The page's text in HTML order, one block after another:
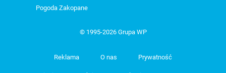
Pogoda Zakopane
© 1995-2026 Grupa WP
Reklama O nas Prywatność